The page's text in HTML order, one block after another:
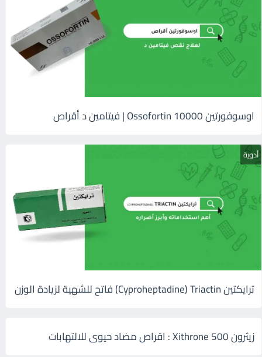
اوسوفورتين 10000 Ossofortin | فيتامين د أقراص
أدوية
ترايكتين Cyproheptadine) Triactin) فاتح للشهية لزيادة الوزن
زيثرون 500 Xithrone : اقراص مضاد حيوى للالتهابات